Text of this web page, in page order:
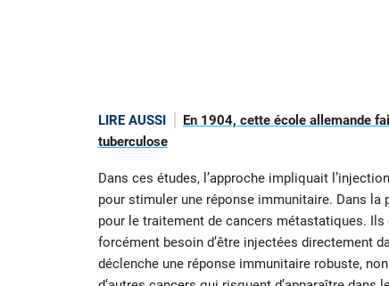
LIRE AUSSI
En 1904, cette école allemande
tuberculose
Dans ces études, l’approche impliquait
pour stimuler une réponse immunitaire. Dans la
pour le traitement de cancers métastatiques.
forcément besoin d’être injectées directement
déclenche une réponse immunitaire robuste,